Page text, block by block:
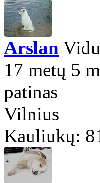
Arslan
17 metų 5
patinas
Vilnius
Kauliukų: